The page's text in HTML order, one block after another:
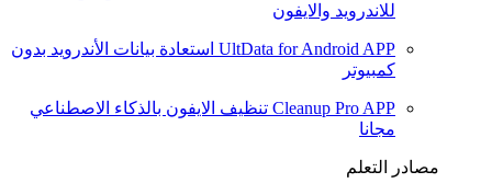
للاندرويد والايفون
UltData for Android APP استعادة بيانات الأندرويد بدون
كمبيوتر
Cleanup Pro APP تنظيف الايفون بالذكاء الاصطناعي
مجانا
مصادر التعلم